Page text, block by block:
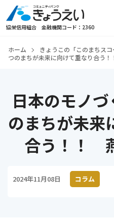
協栄信用組合 金融機関コード：2360
ホーム きょうこの「このまちスコ
つのまちが未来に向けて重なり合う
日本のモノ
のまちが未来
合う！！
2024年11月08日 コラム